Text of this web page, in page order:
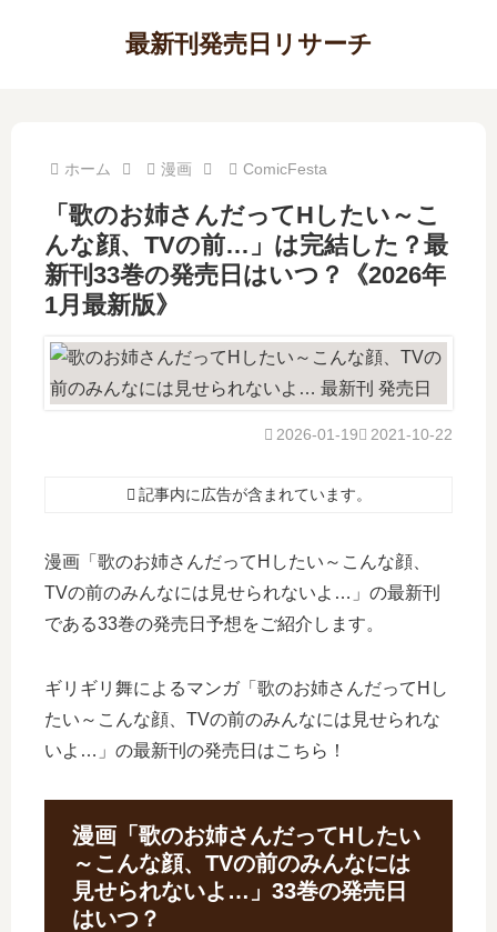
最新刊発売日リサーチ
ホーム 漫画 ComicFesta
「歌のお姉さんだってHしたい～こ
んな顔、TVの前…」は完結した？最
新刊33巻の発売日はいつ？《2026年
1月最新版》
2021-10-22
2026-01-19
記事内に広告が含まれています。
漫画「歌のお姉さんだってHしたい～こんな顔、
TVの前のみんなには見せられないよ…」の最新刊
である33巻の発売日予想をご紹介します。
ギリギリ舞によるマンガ「歌のお姉さんだってHし
たい～こんな顔、TVの前のみんなには見せられな
いよ…」の最新刊の発売日はこちら！
漫画「歌のお姉さんだってHしたい
～こんな顔、TVの前のみんなには
見せられないよ…」33巻の発売日
はいつ？